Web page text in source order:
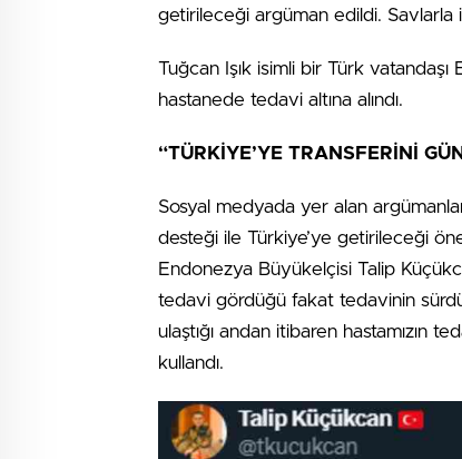
getirileceği argüman edildi. Savlarla
Tuğcan Işık isimli bir Türk vatandaşı
hastanede tedavi altına alındı.
“TÜRKİYE’YE TRANSFERİNİ
Sosyal medyada yer alan
desteği ile Türkiye’ye getirileceği
Endonezya Büyükelçisi Talip
tedavi gördüğü fakat tedavinin
ulaştığı andan itibaren hastamızın
kullandı.